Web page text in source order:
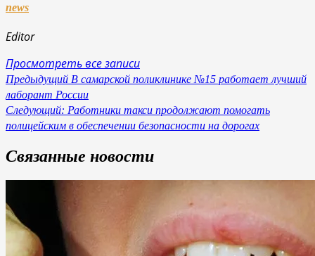
news
Editor
Просмотреть все записи
Навигация
по
записям
Предыдущий В самарской поликлинике №15 работает лучший
лаборант России
Следующий: Работники такси продолжают помогать
полицейским в обеспечении безопасности на дорогах
Связанные новости